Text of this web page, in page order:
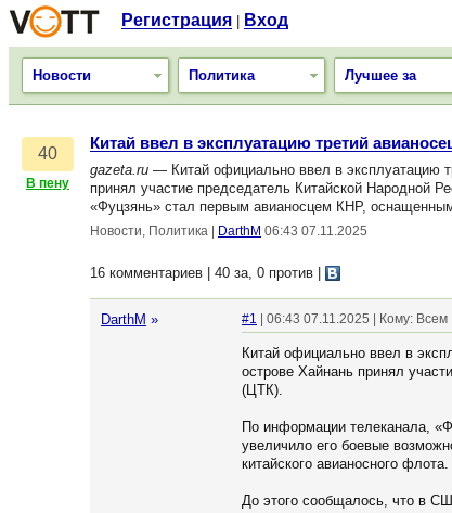
Регистрация Вход
Новости Политика Лучшее за
40
В пену
Китай ввел в эксплуатацию третий
gazeta.ru — Китай официально ввел в эксплуатацию
принял участие председатель Китайской Народной
«Фуцзянь» стал первым авианосцем КНР,
Новости, Политика DarthM 06:43 07.11.2025
16 комментариев | 40 за, 0 против
DarthM » #1 | 06:43 07.11.2025 | Кому: Всем
Китай официально ввел в
острове Хайнань принял
(ЦТК).
По информации телеканала,
увеличило его боевые
китайского авианосного флота.
До этого сообщалось, что в